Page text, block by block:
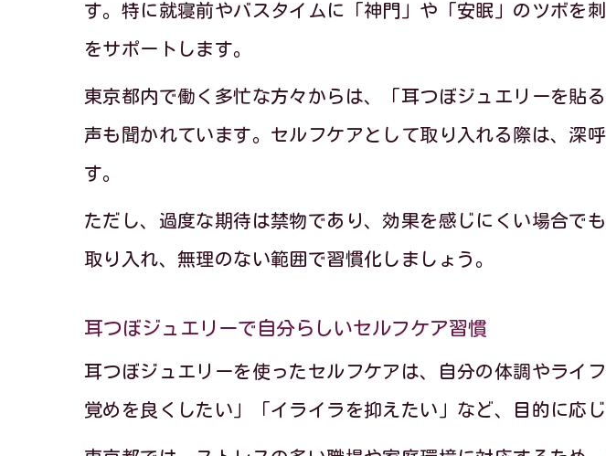
す。特に就寝前やバスタイムに「神門」や「安眠」のツボを
をサポートします。
東京都内で働く多忙な方々からは、「耳つぼジュエリーを貼
声も聞かれています。セルフケアとして取り入れる際は、深
す。
ただし、過度な期待は禁物であり、効果を感じにくい場合で
取り入れ、無理のない範囲で習慣化しましょう。
耳つぼジュエリーで自分らしいセルフケア習慣
耳つぼジュエリーを使ったセルフケアは、自分の体調やライ
覚めを良くしたい」「イライラを抑えたい」など、目的に応